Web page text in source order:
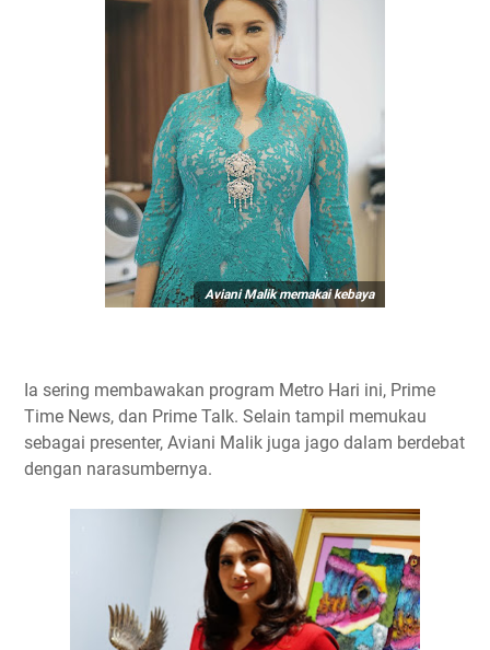
Aviani Malik memakai kebaya
Ia sering membawakan program Metro Hari ini, Prime
Time News, dan Prime Talk. Selain tampil memukau
sebagai presenter, Aviani Malik juga jago dalam berdebat
dengan narasumbernya.